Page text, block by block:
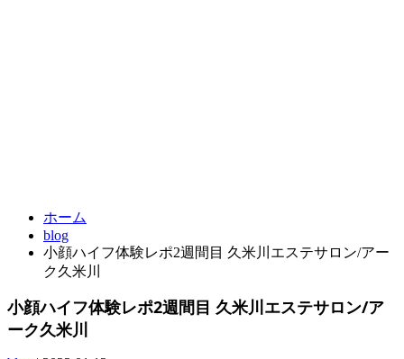
ホーム
blog
小顔ハイフ体験レポ2週間目 久米川エステサロン/アー
ク久米川
小顔ハイフ体験レポ2週間目 久米川エステサロン/ア
ーク久米川